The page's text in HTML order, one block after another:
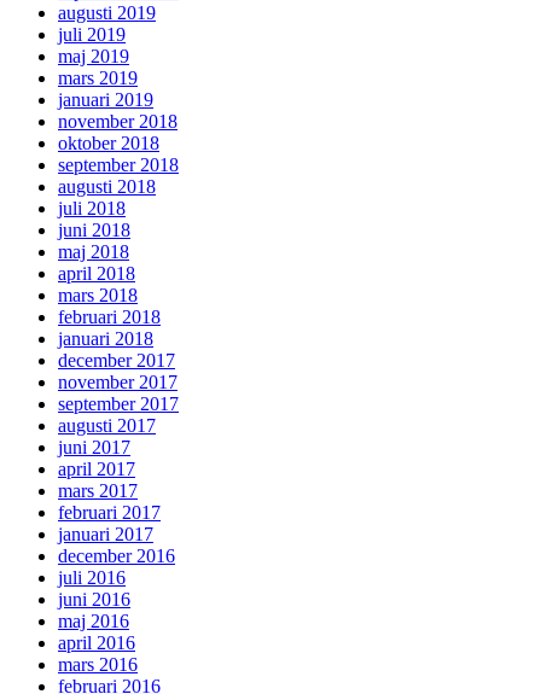
augusti 2019
juli 2019
maj 2019
mars 2019
januari 2019
november 2018
oktober 2018
september 2018
augusti 2018
juli 2018
juni 2018
maj 2018
april 2018
mars 2018
februari 2018
januari 2018
december 2017
november 2017
september 2017
augusti 2017
juni 2017
april 2017
mars 2017
februari 2017
januari 2017
december 2016
juli 2016
juni 2016
maj 2016
april 2016
mars 2016
februari 2016